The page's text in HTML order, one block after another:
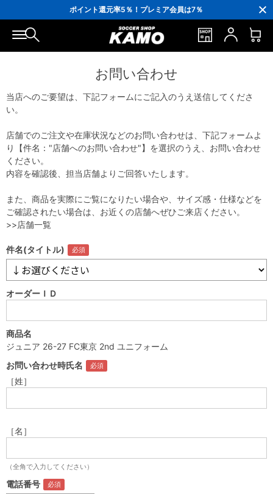
ポイント還元率5％！プレミア会員は7％
会員の方にはお誕生月に「10％OFFクーポン」プレゼント！
16,000円(税込)以上でシューズケースプレゼント！
3,300円(税込)以上で送料無料！
お問い合わせ
当店へのご要望は、下記フォームにご記入のうえ送信してくださ
い。
店舗でのご注文や在庫状況などのお問い合わせは、下記フォームよ
り【件名："店舗へのお問い合わせ"】を選択のうえ、お問い合わせ
ください。
内容を確認後、担当店舗よりご回答いたします。
また、商品を実際にご覧になりたい場合や、サイズ感・仕様などを
ご確認されたい場合は、お近くの店舗へぜひご来店ください。
>>店舗一覧
件名(タイトル)
オーダーＩＤ
商品名
ジュニア 26-27 FC東京 2nd ユニフォーム
お問い合わせ時氏名
［姓］
［名］
（全角で入力してください）
電話番号